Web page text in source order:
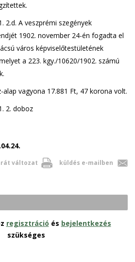
2.d. A veszprémi szegények
1902. november 24-én fogadta el
város képviselőtestületének
a 223. kgy./10620/1902. számú
alap vagyona 17.881 Ft, 47 korona volt.
2. doboz
változat küldés e-mailben
regisztráció és bejelentkezés
szükséges